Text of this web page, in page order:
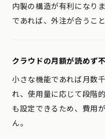
内製の構造が有利になり
であれば、外注が合うこ
クラウドの月額が読めず不
小さな機能であれば月数
れ、使用量に応じて段階
も設定できるため、費用
ん。